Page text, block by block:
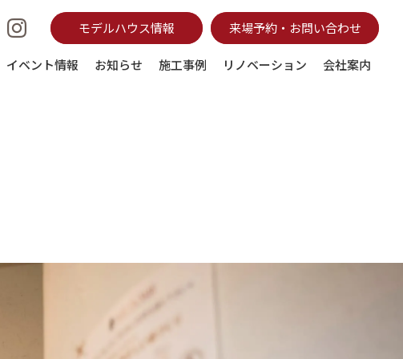
モデルハウス情報 来場予約・お問い合わせ
イベント情報 お知らせ 施工事例 リノベーション 会社案内